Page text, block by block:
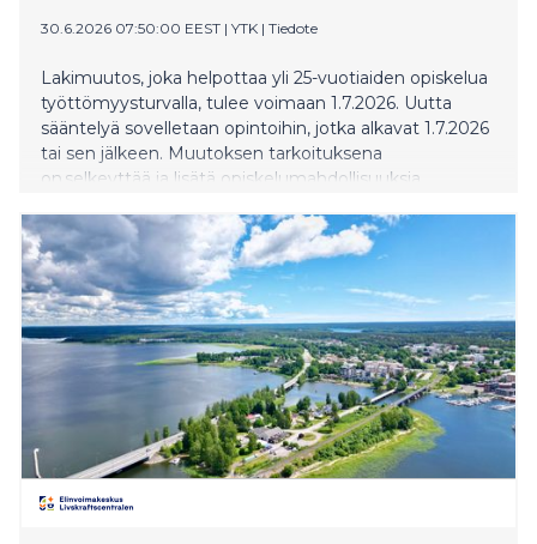
30.6.2026 07:50:00 EEST | YTK | Tiedote
Lakimuutos, joka helpottaa yli 25-vuotiaiden opiskelua
työttömyysturvalla, tulee voimaan 1.7.2026. Uutta
sääntelyä sovelletaan opintoihin, jotka alkavat 1.7.2026
tai sen jälkeen. Muutoksen tarkoituksena
on selkeyttää ja lisätä opiskelumahdollisuuksia